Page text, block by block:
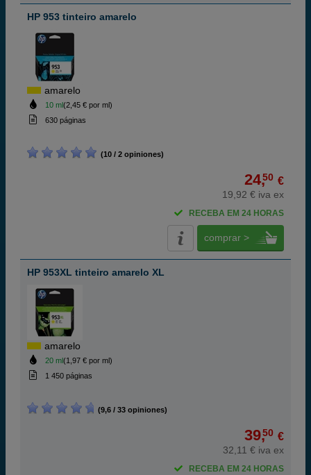
HP 953 tinteiro amarelo
amarelo
10 ml(2,45 € por ml)
630 páginas
(10 / 2 opiniones)
24,50 €
19,92 € iva ex
RECEBA EM 24 HORAS
comprar >
HP 953XL tinteiro amarelo XL
amarelo
20 ml(1,97 € por ml)
1 450 páginas
(9,6 / 33 opiniones)
39,50 €
32,11 € iva ex
RECEBA EM 24 HORAS